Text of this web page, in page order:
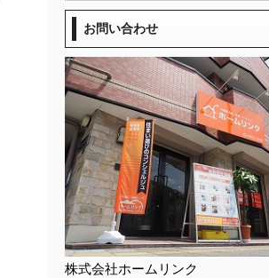
お問い合わせ
株式会社ホームリンク